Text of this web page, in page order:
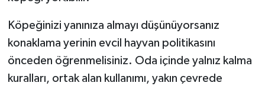
Köpeğinizi yanınıza almayı düşünüyorsanız
konaklama yerinin evcil hayvan politikasını
önceden öğrenmelisiniz. Oda içinde yalnız kalma
kuralları, ortak alan kullanımı, yakın çevrede